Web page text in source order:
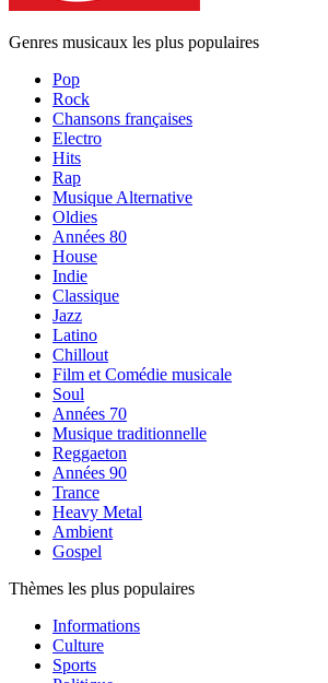
Genres musicaux les plus populaires
Pop
Rock
Chansons françaises
Electro
Hits
Rap
Musique Alternative
Oldies
Années 80
House
Indie
Classique
Jazz
Latino
Chillout
Film et Comédie musicale
Soul
Années 70
Musique traditionnelle
Reggaeton
Années 90
Trance
Heavy Metal
Ambient
Gospel
Thèmes les plus populaires
Informations
Culture
Sports